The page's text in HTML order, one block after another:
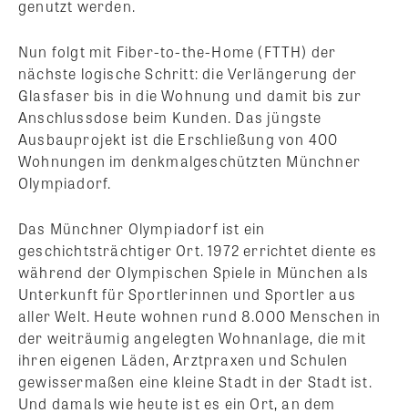
genutzt werden.
Nun folgt mit Fiber-to-the-Home (FTTH) der
nächste logische Schritt: die Verlängerung der
Glasfaser bis in die Wohnung und damit bis zur
Anschlussdose beim Kunden. Das jüngste
Ausbauprojekt ist die Erschließung von 400
Wohnungen im denkmalgeschützten Münchner
Olympiadorf.
Das Münchner Olympiadorf ist ein
geschichtsträchtiger Ort. 1972 errichtet diente es
während der Olympischen Spiele in München als
Unterkunft für Sportlerinnen und Sportler aus
aller Welt. Heute wohnen rund 8.000 Menschen in
der weiträumig angelegten Wohnanlage, die mit
ihren eigenen Läden, Arztpraxen und Schulen
gewissermaßen eine kleine Stadt in der Stadt ist.
Und damals wie heute ist es ein Ort, an dem